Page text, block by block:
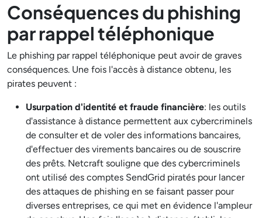
Conséquences du phishing
par rappel téléphonique
Le phishing par rappel téléphonique peut avoir de graves
conséquences. Une fois l'accès à distance obtenu, les
pirates peuvent :
Usurpation d'identité et fraude financière: les outils
d'assistance à distance permettent aux cybercriminels
de consulter et de voler des informations bancaires,
d'effectuer des virements bancaires ou de souscrire
des prêts. Netcraft souligne que des cybercriminels
ont utilisé des comptes SendGrid piratés pour lancer
des attaques de phishing en se faisant passer pour
diverses entreprises, ce qui met en évidence l'ampleur